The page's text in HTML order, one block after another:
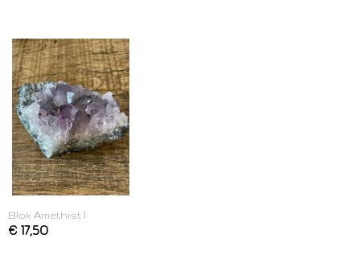
Blok Amethist 1
€ 17,50